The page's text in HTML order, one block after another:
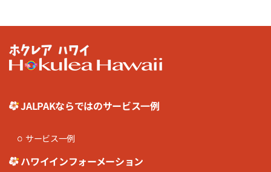
JALPAKならではのサービス一例
サービス一例
ハワイインフォーメーション